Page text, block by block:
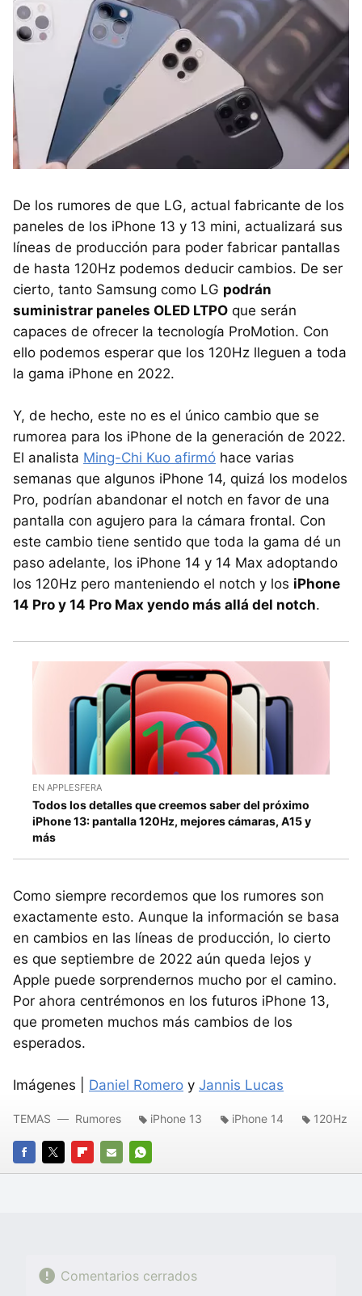
De los rumores de que LG, actual fabricante de los
paneles de los iPhone 13 y 13 mini, actualizará sus
líneas de producción para poder fabricar pantallas
de hasta 120Hz podemos deducir cambios. De ser
cierto, tanto Samsung como LG podrán
suministrar paneles OLED LTPO que serán
capaces de ofrecer la tecnología ProMotion. Con
ello podemos esperar que los 120Hz lleguen a toda
la gama iPhone en 2022.
Y, de hecho, este no es el único cambio que se
rumorea para los iPhone de la generación de 2022.
El analista Ming-Chi Kuo afirmó hace varias
semanas que algunos iPhone 14, quizá los modelos
Pro, podrían abandonar el notch en favor de una
pantalla con agujero para la cámara frontal. Con
este cambio tiene sentido que toda la gama dé un
paso adelante, los iPhone 14 y 14 Max adoptando
los 120Hz pero manteniendo el notch y los iPhone
14 Pro y 14 Pro Max yendo más allá del notch.
EN APPLESFERA
Todos los detalles que creemos saber del próximo
iPhone 13: pantalla 120Hz, mejores cámaras, A15 y
más
Como siempre recordemos que los rumores son
exactamente esto. Aunque la información se basa
en cambios en las líneas de producción, lo cierto
es que septiembre de 2022 aún queda lejos y
Apple puede sorprendernos mucho por el camino.
Por ahora centrémonos en los futuros iPhone 13,
que prometen muchos más cambios de los
esperados.
Imágenes | Daniel Romero y Jannis Lucas
FACEBOOK
TWITTERFLIPBOARD
E-
WHATSAPP
TEMAS Rumores iPhone 13 iPhone 14 120Hz
Comentarios cerrados